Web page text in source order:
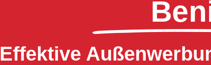
Effektive